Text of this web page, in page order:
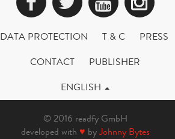
DATA PROTECTION T & C
PRESS
CONTACT
PUBLISHER
ENGLISH
© 2016 readfy GmbH
developed with ♥ byJohnny Bytes